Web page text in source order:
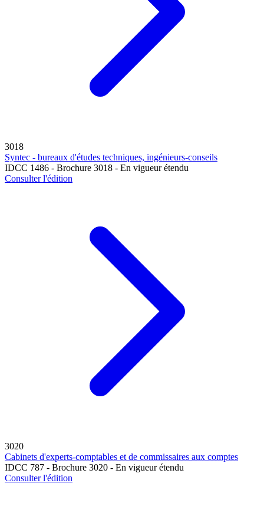
3018
Syntec - bureaux d'études techniques, ingénieurs-conseils
IDCC 1486 - Brochure 3018 - En vigueur étendu
Consulter l'édition
3020
Cabinets d'experts-comptables et de commissaires aux comptes
IDCC 787 - Brochure 3020 - En vigueur étendu
Consulter l'édition